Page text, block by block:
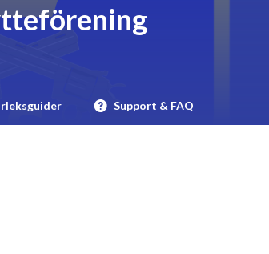
Support & FAQ